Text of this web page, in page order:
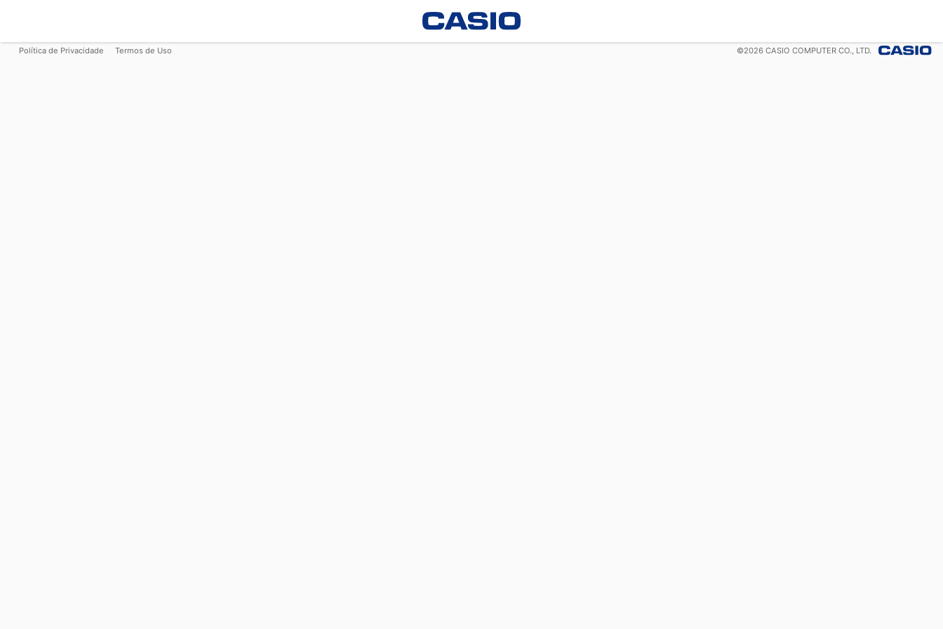
Política de Privacidade Termos de Uso ©2026 CASIO COMPUTER CO., LTD.